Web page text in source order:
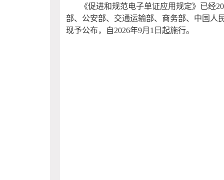
《促进和规范电子单证应用规定》已经
部、公安部、交通运输部、商务部、中国人
现予公布，自2026年9月 1 日起施行。